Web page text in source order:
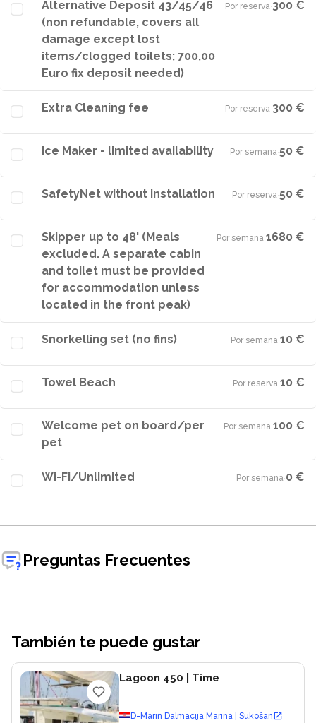
Alternative Deposit 43/45/46
(non refundable, covers all
damage except lost
items/clogged toilets; 700,00
Euro fix deposit needed)
Por reserva·300 €
Extra Cleaning fee Por reserva·300 €
Ice Maker - limited availability Por semana·50 €
SafetyNet without installation Por reserva·50 €
Skipper up to 48' (Meals
excluded. A separate cabin
and toilet must be provided
for accommodation unless
located in the front peak)
Por semana·1680 €
Snorkelling set (no fins) Por semana·10 €
Towel Beach Por reserva·10 €
Welcome pet on board/per
pet
Por semana·100 €
Wi-Fi/Unlimited Por semana·0 €
Preguntas Frecuentes
También te puede gustar
Lagoon 450 | Time
D-Marin Dalmacija Marina | Sukošan